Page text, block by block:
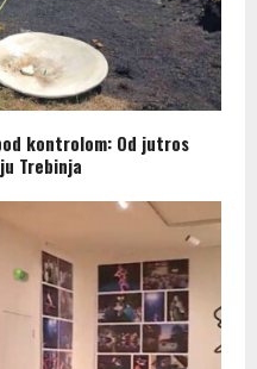
kontrolom: Od jutros
Trebinja